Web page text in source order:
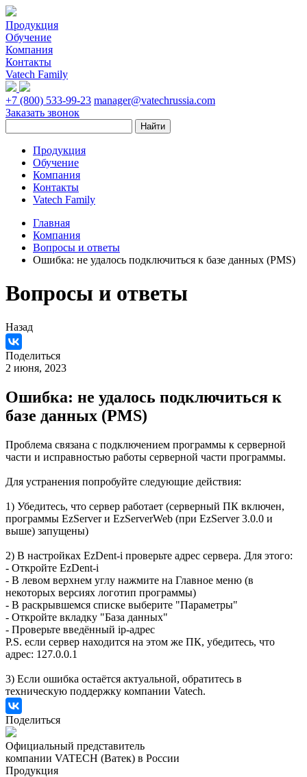
Продукция
Обучение
Компания
Контакты
Vatech Family
+7 (800) 533-99-23 manager@vatechrussia.com
Заказать звонок
Продукция
Обучение
Компания
Контакты
Vatech Family
Главная
Компания
Вопросы и ответы
Ошибка: не удалось подключиться к базе данных (PMS)
Вопросы и ответы
Назад
Поделиться
2 июня, 2023
Ошибка: не удалось подключиться к
базе данных (PMS)
Проблема связана с подключением программы к серверной
части и исправностью работы серверной части программы.
Для устранения попробуйте следующие действия:
1) Убедитесь, что сервер работает (серверный ПК включен,
программы EzServer и EzServerWeb (при EzServer 3.0.0 и
выше) запущены)
2) В настройках EzDent-i проверьте адрес сервера. Для этого:
- Откройте EzDent-i
- В левом верхнем углу нажмите на Главное меню (в
некоторых версиях логотип программы)
- В раскрывшемся списке выберите "Параметры"
- Откройте вкладку "База данных"
- Проверьте введённый ip-адрес
P.S. если сервер находится на этом же ПК, убедитесь, что
адрес: 127.0.0.1
3) Если ошибка остаётся актуальной, обратитесь в
техническую поддержку компании Vatech.
Поделиться
Официальный представитель
компании VATECH (Ватек) в России
Продукция